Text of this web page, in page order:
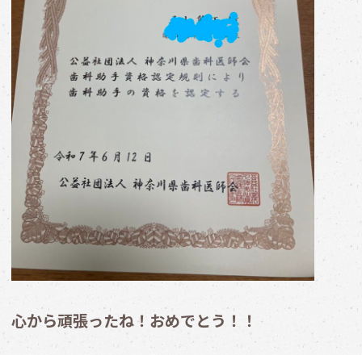
心から頑張ったね！おめでとう！！